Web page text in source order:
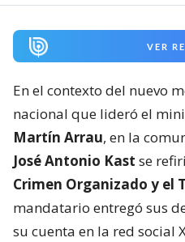
VER
En el contexto del nuevo
nacional que lideró el
Martín Arrau, en la
José Antonio Kast se
Crimen Organizado y el
mandatario entregó sus
su cuenta en la red social